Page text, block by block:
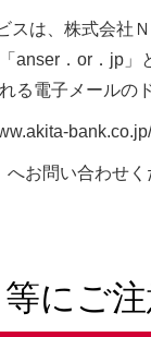
は、株式会社
anser．or．jp」
電子メールの
bank.co.jp/
お問い合わせく
にご